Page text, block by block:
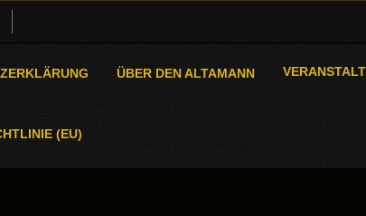
ÜBER DEN ALTAMANN
(EU)